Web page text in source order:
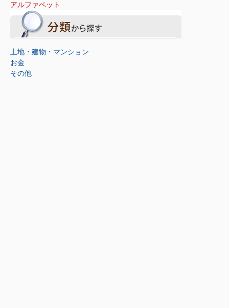
アルファベット
土地・建物・マンション
お金
その他